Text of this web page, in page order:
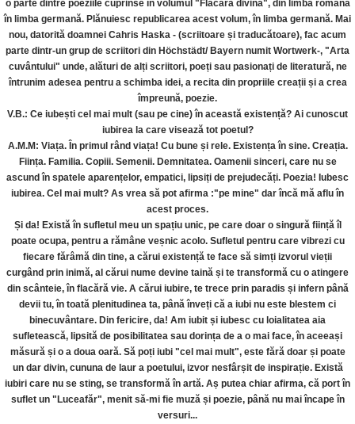
o parte dintre poeziile cuprinse în volumul "Flacără divină", din limba română
în limba germană. Plănuiesc republicarea acest volum, în limba germană. Mai
nou, datorită doamnei Cahris Haska - (scriitoare și traducătoare), fac acum
parte dintr-un grup de scriitori din Höchstädt/ Bayern numit Wortwerk-, "Arta
cuvântului" unde, alături de alți scriitori, poeți sau pasionați de literatură, ne
întrunim adesea pentru a schimba idei, a recita din propriile creații și a crea
împreună, poezie.
V.B.: Ce iubești cel mai mult (sau pe cine) în această existență? Ai cunoscut
iubirea la care visează tot poetul?
A.M.M: Viața. În primul rând viața! Cu bune și rele. Existența în sine. Creația.
Ființa. Familia. Copiii. Semenii. Demnitatea. Oamenii sinceri, care nu se
ascund în spatele aparențelor, empatici, lipsiți de prejudecăți. Poezia! Iubesc
iubirea. Cel mai mult? As vrea să pot afirma :"pe mine" dar încă mă aflu în
acest proces.
Și da! Există în sufletul meu un spațiu unic, pe care doar o singură ființă îl
poate ocupa, pentru a rămâne veșnic acolo. Sufletul pentru care vibrezi cu
fiecare fărâmă din tine, a cărui existență te face să simți izvorul vieții
curgând prin inimă, al cărui nume devine taină și te transformă cu o atingere
din scânteie, în flacără vie. A cărui iubire, te trece prin paradis și infern până
devii tu, în toată plenitudinea ta, până înveți că a iubi nu este blestem ci
binecuvântare. Din fericire, da! Am iubit și iubesc cu loialitatea aia
sufletească, lipsită de posibilitatea sau dorința de a o mai face, în aceeași
măsură și o a doua oară. Să poți iubi "cel mai mult", este fără doar și poate
un dar divin, cununa de laur a poetului, izvor nesfârșit de inspirație. Există
iubiri care nu se sting, se transformă în artă. Aș putea chiar afirma, că port în
suflet un "Luceafăr", menit să-mi fie muză și poezie, până nu mai încape în
versuri...